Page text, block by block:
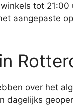
tot
aangepaste
over het
dagelijks